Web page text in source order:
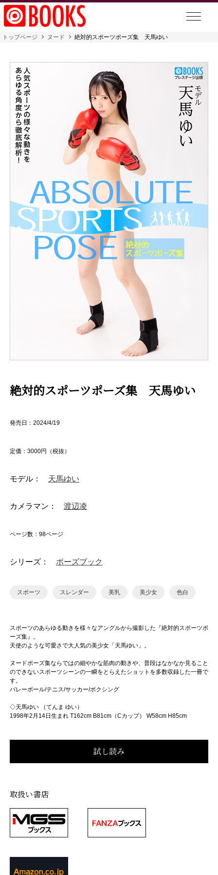
トップページ ヌード 絶対的スポーツポーズ集 天馬ゆい
絶対的スポーツポーズ集 天馬ゆい
発売日：2024/4/19
定価：3000円（税抜）
モデル： 天馬ゆい
カメラマン： 渡辺凌
ページ数：98ページ
シリーズ： ポーズブック
スポーツ スレンダー 美乳 美少女 色白
スポーツのあらゆる動きを様々なアングルから撮影した『絶対的スポーツボ
ーズ集』。
天使のような可愛さで大人気の美少女「天馬ゆい」。
ヌードポーズ集ならではの細やかな筋肉の動きや、普段はなかなか見ること
のできないスポーツシーンの一瞬をとらえたショットを多数収録した一冊で
す。
バレーボール/テニス/サッカー/ボクシング
◇天馬ゆい （てんま ゆい）
1998年2月14日生まれ T162cm B81cm（Cカップ） W58cm H85cm
取扱い書店